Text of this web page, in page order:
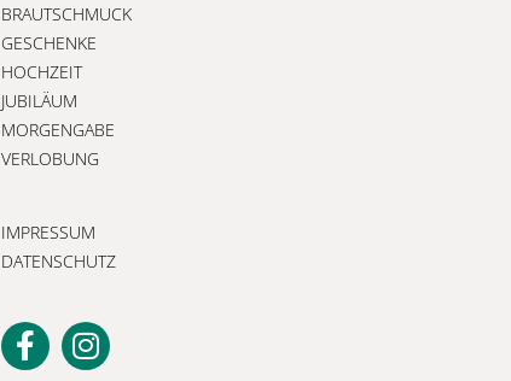
BRAUTSCHMUCK
GESCHENKE
HOCHZEIT
JUBILÄUM
MORGENGABE
VERLOBUNG
IMPRESSUM
DATENSCHUTZ